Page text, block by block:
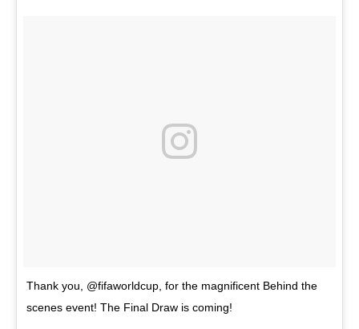
Thank you, @fifaworldcup, for the magnificent Behind the
scenes event! The Final Draw is coming!